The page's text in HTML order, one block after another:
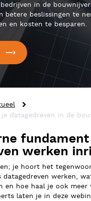
in de
betere beslissingen te
en kosten te besparen.
datagedreven in de
werken
je hoort het
datagedreven werken,
en hoe haal je ook meer
laten je in deze